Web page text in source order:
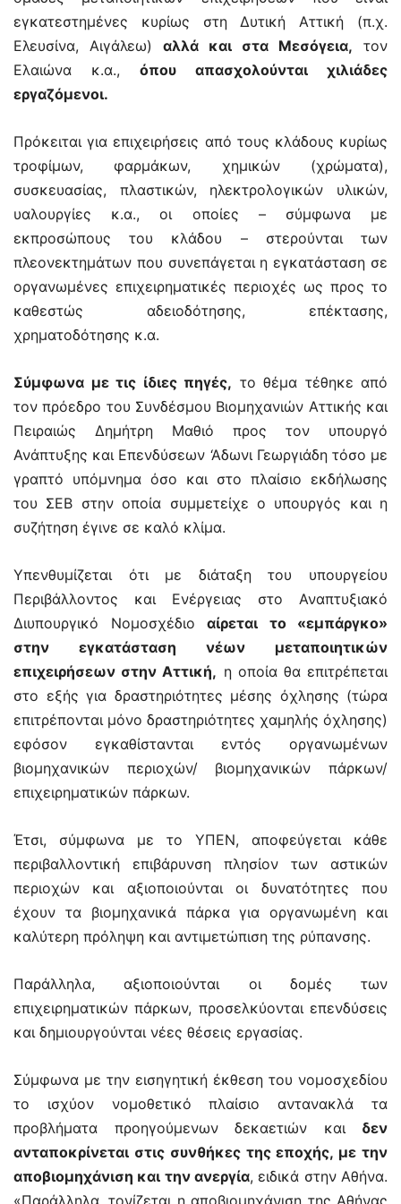
εγκατεστημένες κυρίως στη Δυτική Αττική (π.χ.
Ελευσίνα, Αιγάλεω) αλλά και στα Μεσόγεια, τον
Ελαιώνα κ.α., όπου απασχολούνται χιλιάδες
εργαζόμενοι.
Πρόκειται για επιχειρήσεις από τους κλάδους κυρίως
τροφίμων, φαρμάκων, χημικών (χρώματα),
συσκευασίας, πλαστικών, ηλεκτρολογικών υλικών,
υαλουργίες κ.α., οι οποίες – σύμφωνα με
εκπροσώπους του κλάδου – στερούνται των
πλεονεκτημάτων που συνεπάγεται η εγκατάσταση σε
οργανωμένες επιχειρηματικές περιοχές ως προς το
καθεστώς αδειοδότησης, επέκτασης,
χρηματοδότησης κ.α.
Σύμφωνα με τις ίδιες πηγές, το θέμα τέθηκε από
τον πρόεδρο του Συνδέσμου Βιομηχανιών Αττικής και
Πειραιώς Δημήτρη Μαθιό προς τον υπουργό
Ανάπτυξης και Επενδύσεων ‘Αδωνι Γεωργιάδη τόσο με
γραπτό υπόμνημα όσο και στο πλαίσιο εκδήλωσης
του ΣΕΒ στην οποία συμμετείχε ο υπουργός και η
συζήτηση έγινε σε καλό κλίμα.
Υπενθυμίζεται ότι με διάταξη του υπουργείου
Περιβάλλοντος και Ενέργειας στο Αναπτυξιακό
Διυπουργικό Νομοσχέδιο αίρεται το «εμπάργκο»
στην εγκατάσταση νέων μεταποιητικών
επιχειρήσεων στην Αττική, η οποία θα επιτρέπεται
στο εξής για δραστηριότητες μέσης όχλησης (τώρα
επιτρέπονται μόνο δραστηριότητες χαμηλής όχλησης)
εφόσον εγκαθίστανται εντός οργανωμένων
βιομηχανικών περιοχών/ βιομηχανικών πάρκων/
επιχειρηματικών πάρκων.
Έτσι, σύμφωνα με το ΥΠΕΝ, αποφεύγεται κάθε
περιβαλλοντική επιβάρυνση πλησίον των αστικών
περιοχών και αξιοποιούνται οι δυνατότητες που
έχουν τα βιομηχανικά πάρκα για οργανωμένη και
καλύτερη πρόληψη και αντιμετώπιση της ρύπανσης.
Παράλληλα, αξιοποιούνται οι δομές των
επιχειρηματικών πάρκων, προσελκύονται επενδύσεις
και δημιουργούνται νέες θέσεις εργασίας.
Σύμφωνα με την εισηγητική έκθεση του νομοσχεδίου
το ισχύον νομοθετικό πλαίσιο αντανακλά τα
προβλήματα προηγούμενων δεκαετιών και δεν
ανταποκρίνεται στις συνθήκες της εποχής, με την
αποβιομηχάνιση και την ανεργία, ειδικά στην Αθήνα.